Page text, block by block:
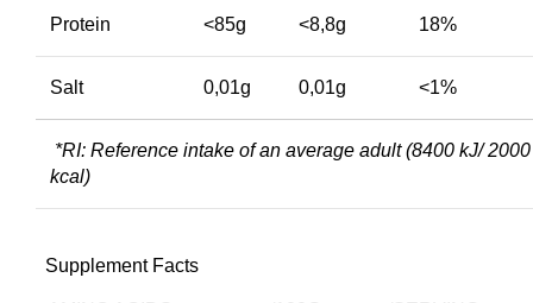
Protein <85g <8,8g 18%
Salt 0,01g 0,01g <1%
*RI: Reference intake of an average adult (8400 kJ/ 2000
kcal)
Supplement Facts